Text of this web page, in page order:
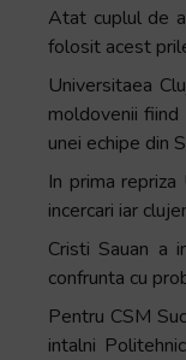
Atat cuplul de
folosit acest
Universitaea
moldovenii
unei echipe din
In prima
incercari iar
Cristi Sauan a
confrunta cu
Pentru CSM
intalni